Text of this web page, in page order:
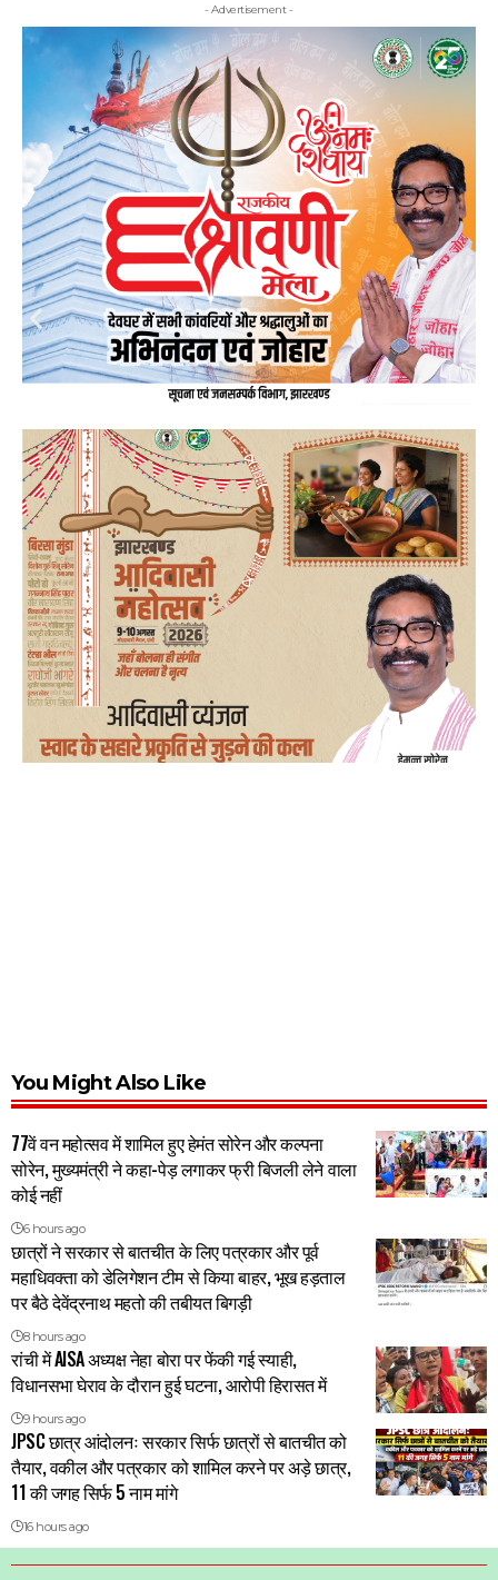
- Advertisement -
You Might Also Like
77वें वन महोत्सव में शामिल हुए हेमंत सोरेन और कल्पना
सोरेन, मुख्यमंत्री ने कहा-पेड़ लगाकर फ्री बिजली लेने वाला
कोई नहीं
6 hours ago
छात्रों ने सरकार से बातचीत के लिए पत्रकार और पूर्व
महाधिवक्ता को डेलिगेशन टीम से किया बाहर, भूख हड़ताल
पर बैठे देवेंद्रनाथ महतो की तबीयत बिगड़ी
8 hours ago
रांची में AISA अध्यक्ष नेहा बोरा पर फेंकी गई स्याही,
विधानसभा घेराव के दौरान हुई घटना, आरोपी हिरासत में
9 hours ago
JPSC छात्र आंदोलनः सरकार सिर्फ छात्रों से बातचीत को
तैयार, वकील और पत्रकार को शामिल करने पर अड़े छात्र,
11 की जगह सिर्फ 5 नाम मांगे
16 hours ago